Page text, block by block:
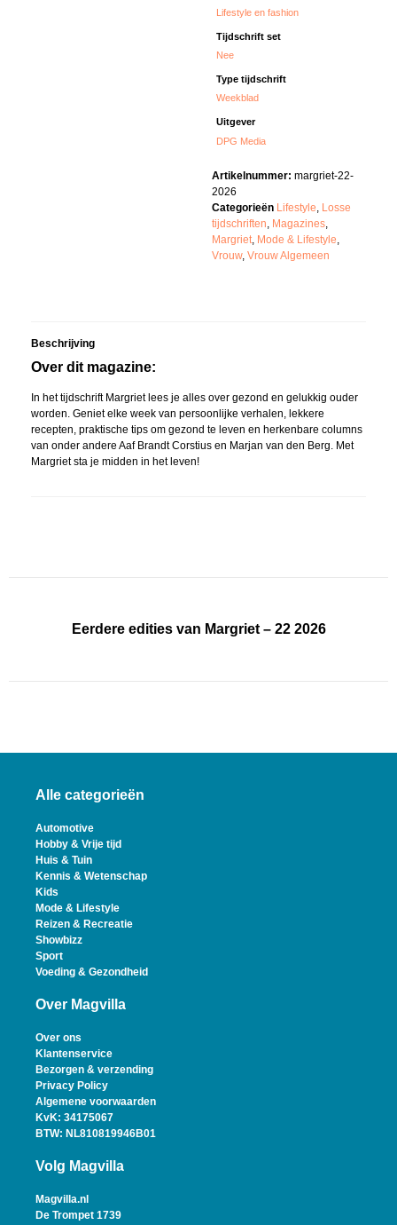
Lifestyle en fashion
Tijdschrift set
Nee
Type tijdschrift
Weekblad
Uitgever
DPG Media
Artikelnummer: margriet-22-
2026
Categorieën Lifestyle, Losse
tijdschriften, Magazines,
Margriet, Mode & Lifestyle,
Vrouw, Vrouw Algemeen
Beschrijving
Over dit magazine:
In het tijdschrift Margriet lees je alles over gezond en gelukkig ouder
worden. Geniet elke week van persoonlijke verhalen, lekkere
recepten, praktische tips om gezond te leven en herkenbare columns
van onder andere Aaf Brandt Corstius en Marjan van den Berg. Met
Margriet sta je midden in het leven!
Eerdere edities van Margriet – 22 2026
Alle categorieën
Automotive
Hobby & Vrije tijd
Huis & Tuin
Kennis & Wetenschap
Kids
Mode & Lifestyle
Reizen & Recreatie
Showbizz
Sport
Voeding & Gezondheid
Over Magvilla
Over ons
Klantenservice
Bezorgen & verzending
Privacy Policy
Algemene voorwaarden
KvK: 34175067
BTW: NL810819946B01
Volg Magvilla
Magvilla.nl
De Trompet 1739